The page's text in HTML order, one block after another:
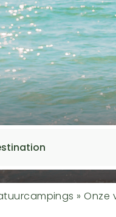
»Onze